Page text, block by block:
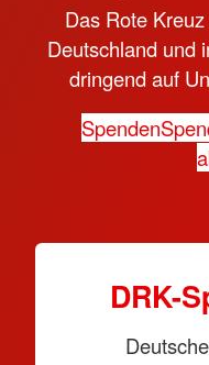
Das Rote
Deutschland und
dringend auf
Spenden
DRK-